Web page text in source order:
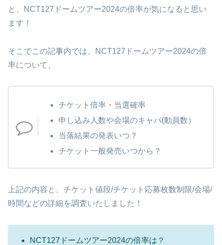
と、NCT127ドームツアー2024の倍率が気になると思い
ます！
そこでこの記事内では、NCT127ドームツアー2024の倍
率について、
チケット倍率・当選確率
申し込み人数や会場のキャパ(動員数）
当落結果の発表いつ？
チケット一般発売いつから？
上記の内容と、チケット値段/チケット応募枚数制限/会場/
時間などの詳細を調査いたしました！
NCT127ドームツアー2024の倍率は？